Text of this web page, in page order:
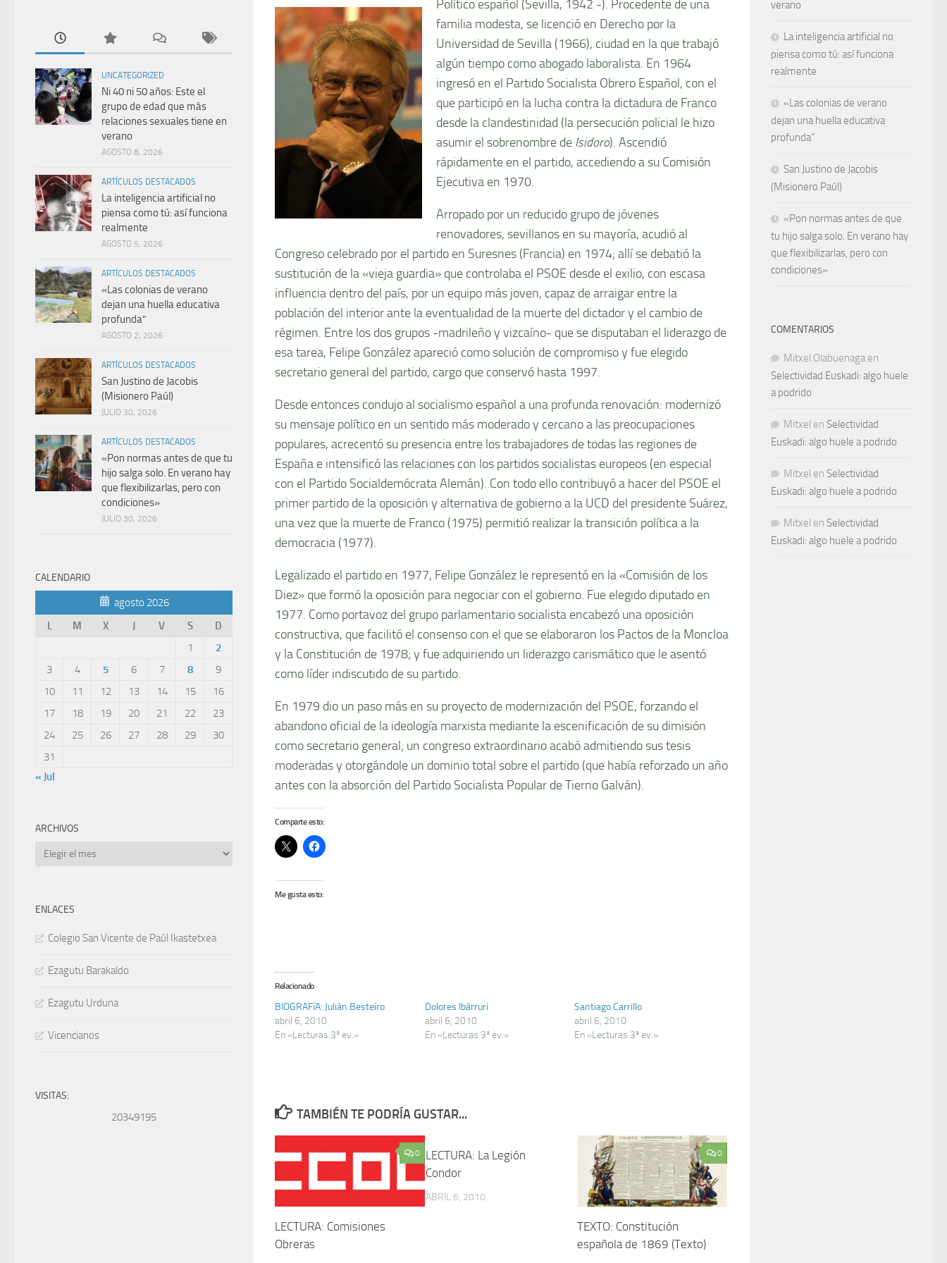
Polí­tico español (Sevilla, 1942 -). Procedente de una
familia modesta, se licenció en Derecho por la
Universidad de Sevilla (1966), ciudad en la que trabajó
algún tiempo como abogado laboralista. En 1964
ingresó en el Partido Socialista Obrero Español, con el
que participó en la lucha contra la dictadura de Franco
desde la clandestinidad (la persecución policial le hizo
asumir el sobrenombre de Isidoro). Ascendió
rápidamente en el partido, accediendo a su Comisión
Ejecutiva en 1970.
Arropado por un reducido grupo de jóvenes
renovadores, sevillanos en su mayorí­a, acudió al
Congreso celebrado por el partido en Suresnes (Francia) en 1974; allí­ se debatió la
sustitución de la «vieja guardia» que controlaba el PSOE desde el exilio, con escasa
influencia dentro del paí­s, por un equipo más joven, capaz de arraigar entre la
población del interior ante la eventualidad de la muerte del dictador y el cambio de
régimen. Entre los dos grupos -madrileño y vizcaí­no- que se disputaban el liderazgo de
esa tarea, Felipe González apareció como solución de compromiso y fue elegido
secretario general del partido, cargo que conservó hasta 1997.
Desde entonces condujo al socialismo español a una profunda renovación: modernizó
su mensaje polí­tico en un sentido más moderado y cercano a las preocupaciones
populares, acrecentó su presencia entre los trabajadores de todas las regiones de
España e intensificó las relaciones con los partidos socialistas europeos (en especial
con el Partido Socialdemócrata Alemán). Con todo ello contribuyó a hacer del PSOE el
primer partido de la oposición y alternativa de gobierno a la UCD del presidente Suárez,
una vez que la muerte de Franco (1975) permitió realizar la transición polí­tica a la
democracia (1977).
Legalizado el partido en 1977, Felipe González le representó en la «Comisión de los
Diez» que formó la oposición para negociar con el gobierno. Fue elegido diputado en
1977. Como portavoz del grupo parlamentario socialista encabezó una oposición
constructiva, que facilitó el consenso con el que se elaboraron los Pactos de la Moncloa
y la Constitución de 1978; y fue adquiriendo un liderazgo carismático que le asentó
como lí­der indiscutido de su partido.
En 1979 dio un paso más en su proyecto de modernización del PSOE, forzando el
abandono oficial de la ideologí­a marxista mediante la escenificación de su dimisión
como secretario general; un congreso extraordinario acabó admitiendo sus tesis
moderadas y otorgándole un dominio total sobre el partido (que habí­a reforzado un año
antes con la absorción del Partido Socialista Popular de Tierno Galván).
Comparte esto:
Me gusta esto:
Relacionado
BIOGRAFíA: Julián Besteiro
abril 6, 2010
En «Lecturas 3ª ev.»
Dolores Ibárruri
abril 6, 2010
En «Lecturas 3ª ev.»
Santiago Carrillo
abril 6, 2010
En «Lecturas 3ª ev.»
TAMBIÉN TE PODRÍA GUSTAR...
0
LECTURA: Comisiones
Obreras
LECTURA: La Legión
Condor
ABRIL 6, 2010
0
TEXTO: Constitución
española de 1869 (Texto)
UNCATEGORIZED
Ni 40 ni 50 años: Este el
grupo de edad que más
relaciones sexuales tiene en
verano
AGOSTO 8, 2026
ARTÍCULOS DESTACADOS
La inteligencia artificial no
piensa como tú: así funciona
realmente
AGOSTO 5, 2026
ARTÍCULOS DESTACADOS
«Las colonias de verano
dejan una huella educativa
profunda”
AGOSTO 2, 2026
ARTÍCULOS DESTACADOS
San Justino de Jacobis
(Misionero Paúl)
JULIO 30, 2026
ARTÍCULOS DESTACADOS
«Pon normas antes de que tu
hijo salga solo. En verano hay
que flexibilizarlas, pero con
condiciones»
JULIO 30, 2026
CALENDARIO
agosto 2026
L
M X J V S
D
1
2
3
4 5 6 7 8
9
10
11 12 13 14 15
16
17
18 19 20 21 22
23
24
25 26 27 28 29
30
31
« Jul
ARCHIVOS
Archivos
ENLACES
Colegio San Vicente de Paúl Ikastetxea
Ezagutu Barakaldo
Ezagutu Urduna
Vicencianos
VISITAS:
20349195
verano
La inteligencia artificial no
piensa como tú: así funciona
realmente
«Las colonias de verano
dejan una huella educativa
profunda”
San Justino de Jacobis
(Misionero Paúl)
«Pon normas antes de que
tu hijo salga solo. En verano hay
que flexibilizarlas, pero con
condiciones»
COMENTARIOS
Mitxel Olabuenaga en
Selectividad Euskadi: algo huele
a podrido
Mitxel en Selectividad
Euskadi: algo huele a podrido
Mitxel en Selectividad
Euskadi: algo huele a podrido
Mitxel en Selectividad
Euskadi: algo huele a podrido